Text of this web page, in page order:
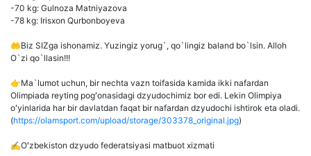
-70 kg: Gulnoza Matniyazova
-78 kg: Irisxon Qurbonboyeva
🤲Biz SIZga ishonamiz. Yuzingiz yorug`, qo`lingiz baland bo`lsin. Alloh
O`zi qo`llasin!!!
👉Ma`lumot uchun, bir nechta vazn toifasida kamida ikki nafardan
Olimpiada reyting pogʻonasidagi dzyudochimiz bor edi. Lekin Olimpiya
oʻyinlarida har bir davlatdan faqat bir nafardan dzyudochi ishtirok eta oladi.
(https://olamsport.com/upload/storage/303378_original.jpg)
✍️Oʻzbekiston dzyudo federatsiyasi matbuot xizmati